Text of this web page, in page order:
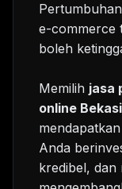
e-commerce
boleh
Memilih jasa
online
Anda
kredibel, dan